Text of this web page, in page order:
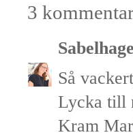
3
Så
Lycka till
Kram